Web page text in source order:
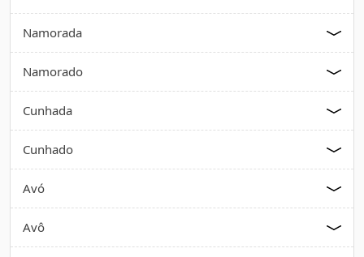
Namorada
Namorado
Cunhada
Cunhado
Avó
Avô